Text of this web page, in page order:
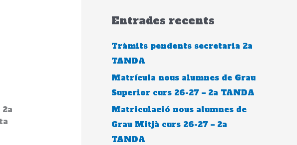
c
a
:
Entrades recents
Tràmits pendents secretaria 2a
TANDA
Matrícula nous alumnes de Grau
Superior curs 26-27 – 2a TANDA
Matriculació nous alumnes de
Grau Mitjà curs 26-27 – 2a
TANDA